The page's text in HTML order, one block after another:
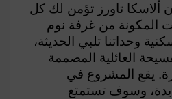
أﻻﺳﻜﺎ ﺗﺎورز ﺗﺆﻣﻦ ﻟﻚ ﻛﻞ
اﻟﻤﻜﻮﻧﺔ ﻣﻦ ﻏﺮﻓﺔ ﻧﻮم
وﺣﺪاﺗﻨﺎ ﺗﻠﺒﻲ اﻟﺤﺪﻳﺜﺔ،
اﻟﻌﺎﺋﻠﻴﺔ
اﻟﻤﺼﻤﻤﺔ
ﻳﻘﻊ اﻟﻤﺸﺮوع ﻓﻲ
وﺳﻮف ﺗﺴﺘﻤﺘﻊ